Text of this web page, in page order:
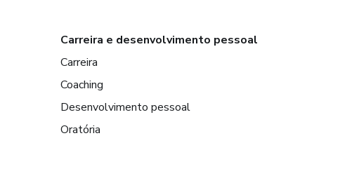
Carreira e desenvolvimento pessoal
Carreira
Coaching
Desenvolvimento pessoal
Oratória